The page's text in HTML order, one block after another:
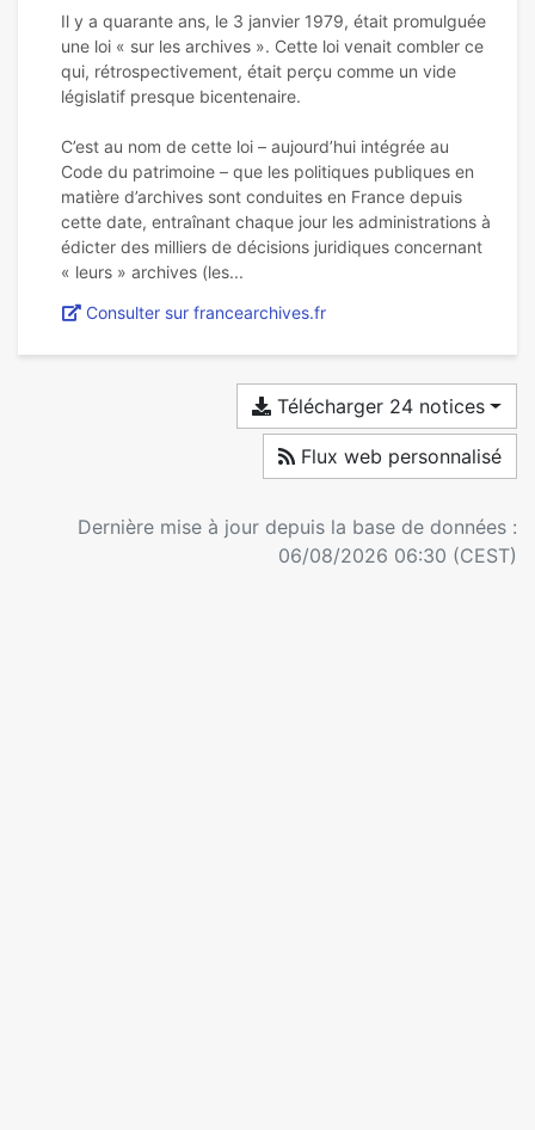
Il y a quarante ans, le 3 janvier 1979, était promulguée
une loi « sur les archives ». Cette loi venait combler ce
qui, rétrospectivement, était perçu comme un vide
législatif presque bicentenaire.
C’est au nom de cette loi – aujourd’hui intégrée au
Code du patrimoine – que les politiques publiques en
matière d’archives sont conduites en France depuis
cette date, entraînant chaque jour les administrations à
édicter des milliers de décisions juridiques concernant
Consulter sur francearchives.fr
Télécharger 24 notices
Flux web personnalisé
Dernière mise à jour depuis la base de données :
06/08/2026 06:30 (CEST)